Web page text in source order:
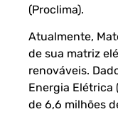
(Proclima).
Atualmente,
de sua matriz
renováveis.
Energia Elétrica
de 6,6 milhões